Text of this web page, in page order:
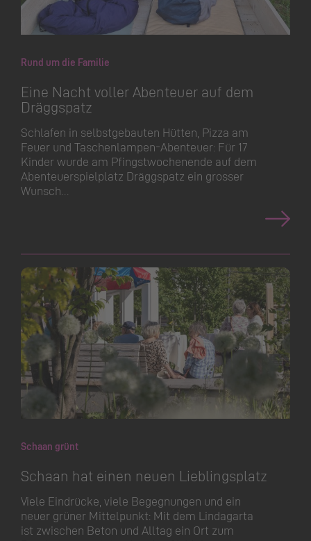
Rund um die Familie
Eine Nacht voller Abenteuer auf dem
Dräggspatz
Schlafen in selbstgebauten Hütten, Pizza am
Feuer und Taschenlampen-Abenteuer: Für 17
Kinder wurde am Pfingstwo­chenende auf dem
Abenteuer­spielplatz Dräggspatz ein grosser
Wunsch…
Schaan grünt
Schaan hat einen neuen Lieblingsplatz
Viele Eindrücke, viele Begegnungen und ein
neuer grüner Mittelpunkt: Mit dem Lindagarta
ist zwischen Beton und Alltag ein Ort zum